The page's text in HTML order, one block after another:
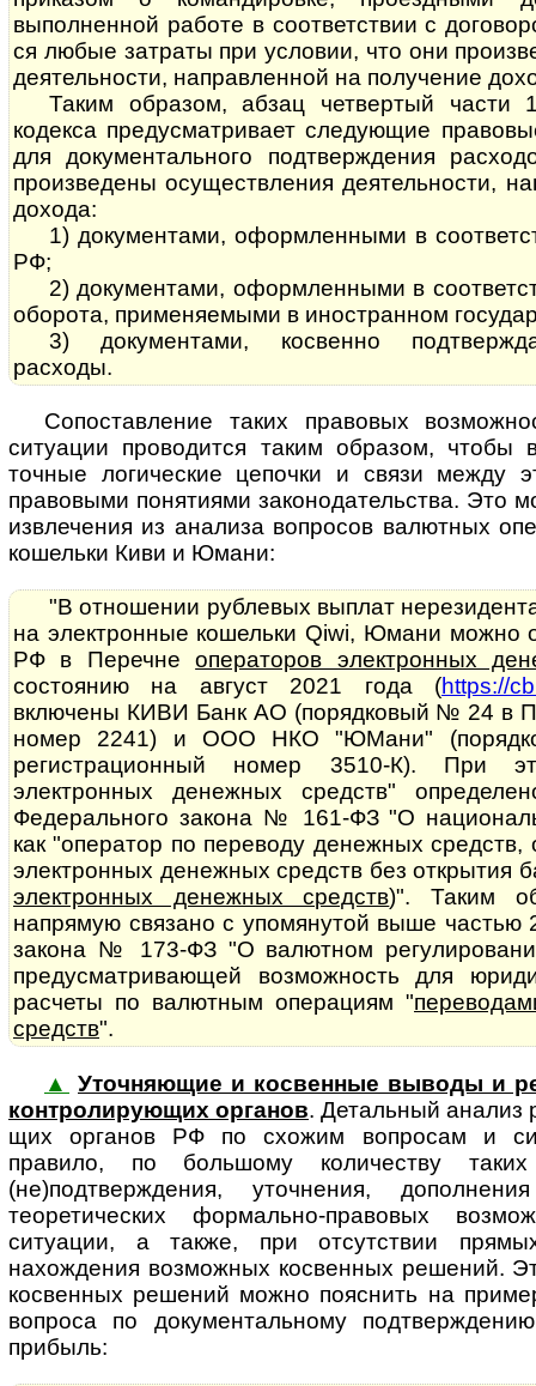
выполненной работе в соответствии с
ся любые затраты при условии, что они
деятельности, направленной на получение
Таким образом, абзац четвертый части
кодекса предусматривает следующие
для документального подтверждения
произведены осуществления деятельности,
дохода:
1) документами, оформленными в
РФ;
2) документами, оформленными в
оборота, применяемыми в иностранном
3) документами, косвенно
расходы.
Сопоставление таких правовых
ситуации проводится таким образом, чтобы
точные логические цепочки и связи между
правовыми понятиями законодательства. Это
извлечения из анализа вопросов валютных
кошельки Киви и Юмани:
"В отношении рублевых выплат
на электронные кошельки Qiwi, Юмани можно
РФ в Перечнеоператоров электронных
состоянию на август 2021 года (https://
включены КИВИ Банк АО (порядковый № 24 в
номер 2241) и ООО НКО "ЮМани"
регистрационный номер 3510-К). При
электронных денежных средств"
Федерального закона № 161-ФЗ "О
как "оператор по переводу денежных
электронных денежных средств без открытия
электронных денежных средств)". Таким
напрямую связано с упомянутой выше частью
закона № 173-ФЗ "О валютном
предусматривающей возможность для
расчеты по валютным операциям "
средств".
▲
Уточняющие и косвенные выводы и
кон­т­ро­ли­ру­ю­щих ор­га­нов. Де­таль­ный анализ
щих органов РФ по схожим вопросам и
правило, по большому количеству
(не)подтверждения, уточнения,
теоретических формально-правовых
ситуации, а также, при отсутствии
нахождения возможных косвенных решений.
косвенных решений можно пояснить на
вопроса по документальному
прибыль: